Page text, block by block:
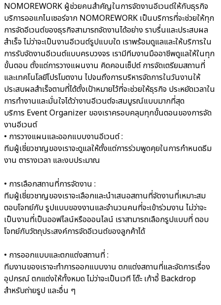
NOMOREWORK ผู้ช่วยคนสำคัญในการจัดงานอีเวนต์ให้กับธุรกิจ
บริการออแกไนเซอร์จาก NOMOREWORK เป็นบริการที่จะช่วยให้ทุก
การจัดอีเวนต์ของธุรกิจสามารถจัดงานได้อย่าง ราบรื่นและประสบผล
สำเร็จ ไม่ว่าจะเป็นงานอีเวนต์รูปแบบใด เราพร้อมดูแลและให้บริการใน
การรับจัดงานอีเวนต์แบบครบวงจร เรามีทีมงานมืออาชีพดูแลให้ในทุก
ขั้นตอน ตั้งแต่การวางแผนงาน คิดคอนเซ็ปต์ การจัดเตรียมสถานที่
และเทคโนโลยีโปรโมตงาน ไปจนถึงการบริหารจัดการในวันงานให้
ประสบผลสำเร็จตามที่ได้ตั้งเป้าหมายไว้ที่จะช่วยให้ธุรกิจ ประหยัดเวลาใน
การทำงานและมั่นใจได้ว่างานอีเวนต์จะสมบูรณ์แบบมากที่สุด
บริการ Event Organizer ของเราครอบคลุมทุกขั้นตอนของการจัด
งานอีเวนต์
• การวางแผนและออกแบบงานอีเวนต์ :
ทีมผู้เชี่ยวชาญของเราจะดูแลให้ตั้งแต่การร่วมพูดคุยในการกำหนดธีม
งาน ตารางเวลา และงบประมาณ
• การเลือกสถานที่การจัดงาน :
ทีมผู้เชี่ยวชาญของเราจะเลือกและนำเสนอสถานที่จัดงานที่เหมาะสม
ตอบโจทย์กับ รูปแบบของงานและจำนวนคนที่จะเข้าร่วมงาน ไม่ว่าจะ
เป็นงานที่เป็นออฟไลน์หรือออนไลน์ เราสามารถเลือกรูปแบบที่ ตอบ
โจทย์กับวัตถุประสงค์การจัดอีเวนต์ของลูกค้าได้
• การออกแบบและตกแต่งสถานที่ :
ทีมงานของเราจะทำการออกแบบงาน ตกแต่งสถานที่และจัดการเรื่อง
อุปกรณ์ ตกแต่งให้ทั้งหมด ไม่ว่าจะเป็นเวที โต๊ะ เก้าอี้ Backdrop
สำหรับถ่ายรูป และอื่น ๆ